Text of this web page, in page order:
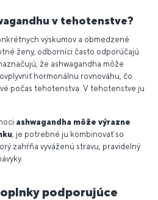
v tehotenstve?
výskumov a obmedzené
ženy, odborníci často odporúčajú
že ashwagandha môže
hormonálnu rovnováhu, čo
počas tehotenstva. V tehotenstve ju
ashwagandha môže výrazne
, je potrebné ju kombinovať so
zahŕňa vyváženú stravu, pravidelný
podporujúce